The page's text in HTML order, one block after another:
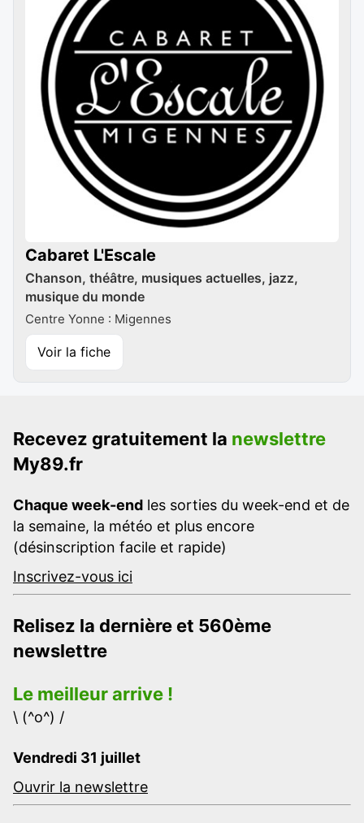
Cabaret L'Escale
Chanson, théâtre, musiques actuelles, jazz,
musique du monde
Centre Yonne : Migennes
Voir la fiche
Recevez gratuitement la newslettre
My89.fr
Chaque week-end les sorties du week-end et de
la semaine, la météo et plus encore
(désinscription facile et rapide)
Inscrivez-vous ici
Relisez la dernière et 560ème
newslettre
Le meilleur arrive !
\ (^o^) /
Vendredi 31 juillet
Ouvrir la newslettre